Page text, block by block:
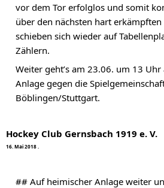
vor dem Tor erfolglos und somit
über den nächsten hart
schieben sich wieder auf
Zählern.
Weiter geht’s am 23.06. um 13
Anlage gegen die
Böblingen/Stuttgart.
Hockey Club Gernsbach 1919 e. V.
16 Mai2018·
## Auf heimischer Anlage weiter